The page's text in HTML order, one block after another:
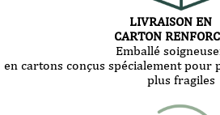
LIVRAISON EN
CARTON
Emballé
en cartons conçus spécialement pour
plus fragiles